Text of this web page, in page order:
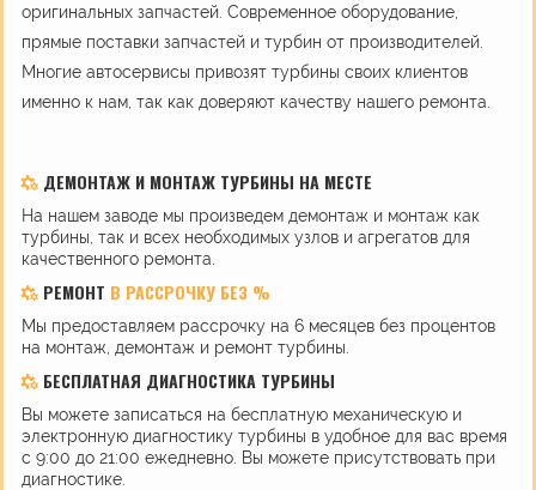
оригинальных запчастей. Современное оборудование,
прямые поставки запчастей и турбин от производителей.
Многие автосервисы привозят турбины своих клиентов
именно к нам, так как доверяют качеству нашего ремонта.
ДЕМОНТАЖ И МОНТАЖ ТУРБИНЫ НА МЕСТЕ
На нашем заводе мы произведем демонтаж и монтаж как
турбины, так и всех необходимых узлов и агрегатов для
качественного ремонта.
РЕМОНТ В РАССРОЧКУ БЕЗ %
Мы предоставляем рассрочку на 6 месяцев без процентов
на монтаж, демонтаж и ремонт турбины.
БЕСПЛАТНАЯ ДИАГНОСТИКА ТУРБИНЫ
Вы можете записаться на бесплатную механическую и
электронную диагностику турбины в удобное для вас время
с 9:00 до 21:00 ежедневно. Вы можете присутствовать при
диагностике.